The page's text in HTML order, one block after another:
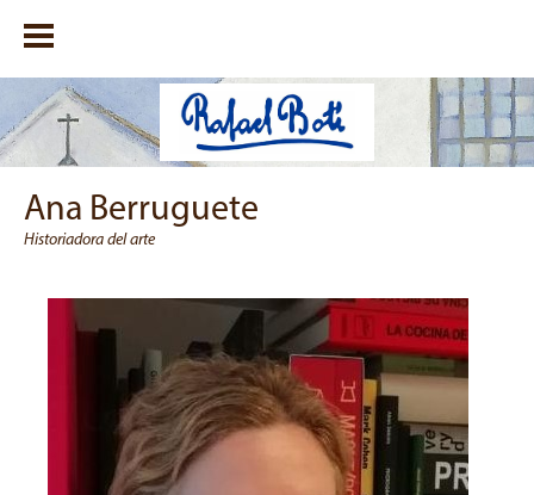
Ana Berruguete
Historiadora del arte